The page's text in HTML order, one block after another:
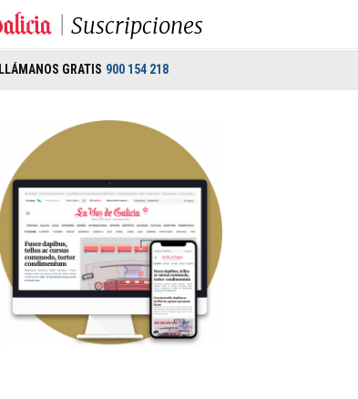
Suscripciones
LLÁMANOS GRATIS 900 154 218